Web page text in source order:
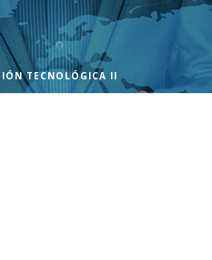
TECNOLÓGICA II